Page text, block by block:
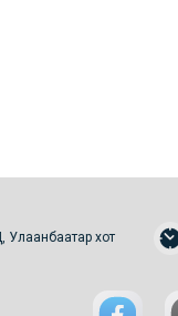
Улаанбаатар хот